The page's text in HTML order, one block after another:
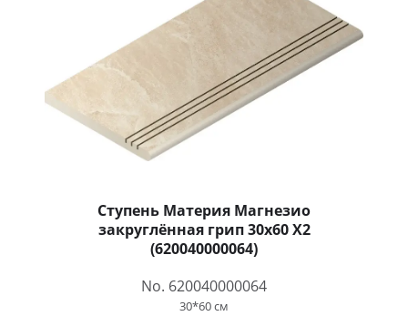
Ступень Материя Магнезио
закруглённая грип 30x60 X2
(620040000064)
No. 620040000064
30*60 см